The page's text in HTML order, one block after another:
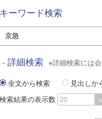
キーワード検索
－ 詳細検索 ※詳細検索には
全文から検索
見出しか
検索結果の表示数